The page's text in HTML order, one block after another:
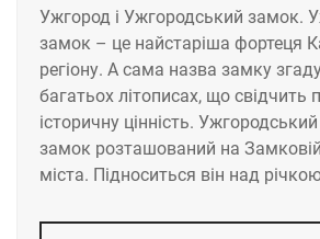
Ужгород і Ужгородський замок.
замок – це найстаріша фортеця
регіону. А сама назва замку
багатьох літописах, що свідчить
історичну цінність. Ужгородський
замок розташований на Замковій
міста. Підноситься він над